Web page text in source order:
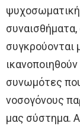
συναισθήματα,
συγκρούονται
ικανοποιηθούν
συνωμότες
νοσογόνους
μας σύστημα.